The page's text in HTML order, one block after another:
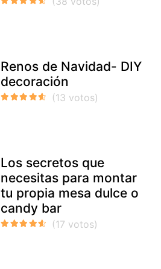
Renos de Navidad- DIY
decoración
Los secretos que
necesitas para montar
tu propia mesa dulce o
candy bar